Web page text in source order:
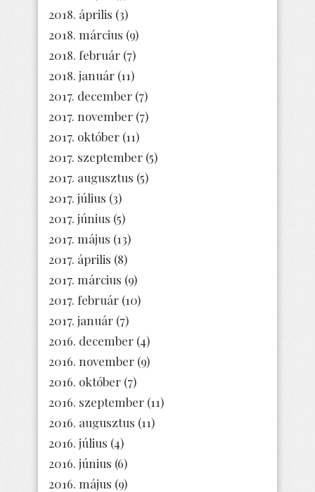
2018. április (3)
2018. március (9)
2018. február (7)
2018. január (11)
2017. december (7)
2017. november (7)
2017. október (11)
2017. szeptember (5)
2017. augusztus (5)
2017. július (3)
2017. június (5)
2017. május (13)
2017. április (8)
2017. március (9)
2017. február (10)
2017. január (7)
2016. december (4)
2016. november (9)
2016. október (7)
2016. szeptember (11)
2016. augusztus (11)
2016. július (4)
2016. június (6)
2016. május (9)